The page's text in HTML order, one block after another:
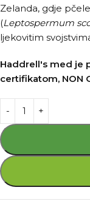
Zelanda, gdje
(Leptospermum
ljekovitim
Haddrell's med je
certifikatom, NON